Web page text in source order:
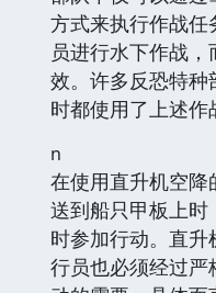
方式来执行作战
员进行水下作战
效。许多反恐特
时都使用了上述作
n
在使用直升机空
送到船只甲板上时
时参加行动。直
行员也必须经过